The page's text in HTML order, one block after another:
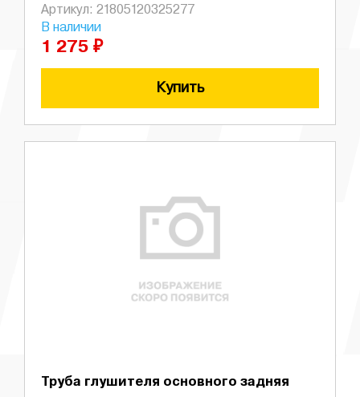
Артикул: 21805120325277
В наличии
1 275 ₽
Купить
Труба глушителя основного задняя